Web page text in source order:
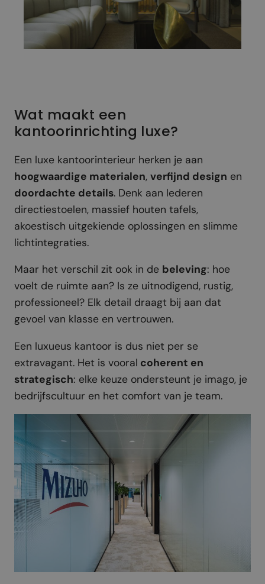
Wat maakt een
kantoorinrichting luxe?
Een luxe kantoorinterieur herken je aan
hoogwaardige materialen, verfijnd design en
doordachte details. Denk aan lederen
directiestoelen, massief houten tafels,
akoestisch uitgekiende oplossingen en slimme
lichtintegraties.
Maar het verschil zit ook in de beleving: hoe
voelt de ruimte aan? Is ze uitnodigend, rustig,
professioneel? Elk detail draagt bij aan dat
gevoel van klasse en vertrouwen.
Een luxueus kantoor is dus niet per se
extravagant. Het is vooral coherent en
strategisch: elke keuze ondersteunt je imago, je
bedrijfscultuur en het comfort van je team.